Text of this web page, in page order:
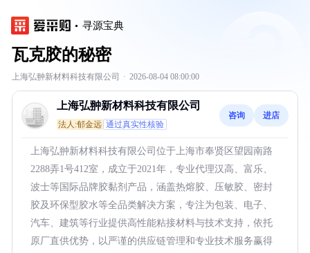
寻源宝典
瓦克胶的秘密
上海弘翀新材料科技有限公司 · 2026-08-04 08:00:00
上海弘翀新材料科技有限公司
法人:郁金远 通过真实性核验
咨询 进店
上海弘翀新材料科技有限公司位于上海市奉贤区望园南路
2288弄1号412室，成立于2021年，专业代理汉高、富乐、
波士等国际品牌胶黏剂产品，涵盖热熔胶、压敏胶、密封
胶及环保型胶水等全品类解决方案，专注为包装、电子、
汽车、建筑等行业提供高性能粘接材料与技术支持，依托
原厂直供优势，以严谨的供应链管理和专业技术服务赢得